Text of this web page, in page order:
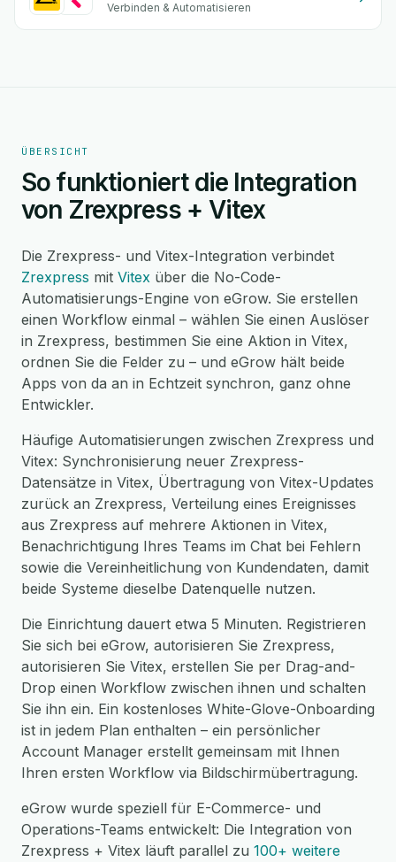
Verbinden & Automatisieren
ÜBERSICHT
So funktioniert die Integration
von Zrexpress + Vitex
Die Zrexpress- und Vitex-Integration verbindet
Zrexpress mit Vitex über die No-Code-
Automatisierungs-Engine von eGrow. Sie erstellen
einen Workflow einmal – wählen Sie einen Auslöser
in Zrexpress, bestimmen Sie eine Aktion in Vitex,
ordnen Sie die Felder zu – und eGrow hält beide
Apps von da an in Echtzeit synchron, ganz ohne
Entwickler.
Häufige Automatisierungen zwischen Zrexpress und
Vitex: Synchronisierung neuer Zrexpress-
Datensätze in Vitex, Übertragung von Vitex-Updates
zurück an Zrexpress, Verteilung eines Ereignisses
aus Zrexpress auf mehrere Aktionen in Vitex,
Benachrichtigung Ihres Teams im Chat bei Fehlern
sowie die Vereinheitlichung von Kundendaten, damit
beide Systeme dieselbe Datenquelle nutzen.
Die Einrichtung dauert etwa 5 Minuten. Registrieren
Sie sich bei eGrow, autorisieren Sie Zrexpress,
autorisieren Sie Vitex, erstellen Sie per Drag-and-
Drop einen Workflow zwischen ihnen und schalten
Sie ihn ein. Ein kostenloses White-Glove-Onboarding
ist in jedem Plan enthalten – ein persönlicher
Account Manager erstellt gemeinsam mit Ihnen
Ihren ersten Workflow via Bildschirmübertragung.
eGrow wurde speziell für E-Commerce- und
Operations-Teams entwickelt: Die Integration von
Zrexpress + Vitex läuft parallel zu 100+ weitere